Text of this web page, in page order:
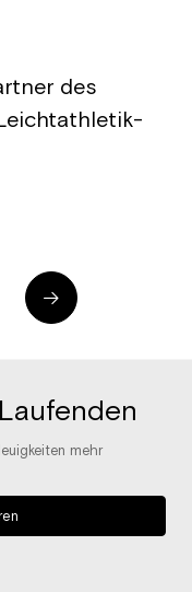
des
mehr